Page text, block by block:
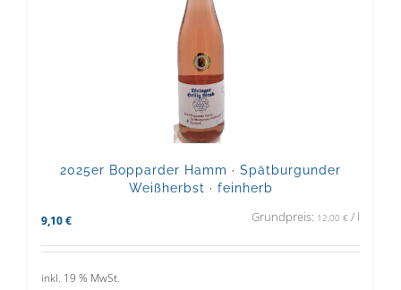
2025er Bopparder Hamm · Spätburgunder
Weißherbst · feinherb
9,10 € Grundpreis: 12,00 € / l
inkl. 19 % MwSt.